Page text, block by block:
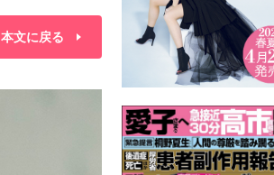
本文に戻る